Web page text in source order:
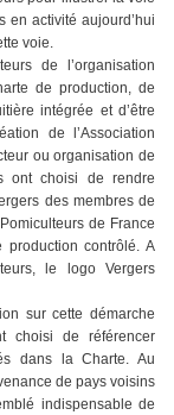
en activité aujourd’hui
voie.
de l’organisation
de production, de
intégrée et d’être
de l’Association
ou organisation de
ont choisi de rendre
des membres de
de France
contrôlé. A
le logo Vergers
sur cette démarche
choisi de référencer
dans la Charte. Au
de pays voisins
indispensable de